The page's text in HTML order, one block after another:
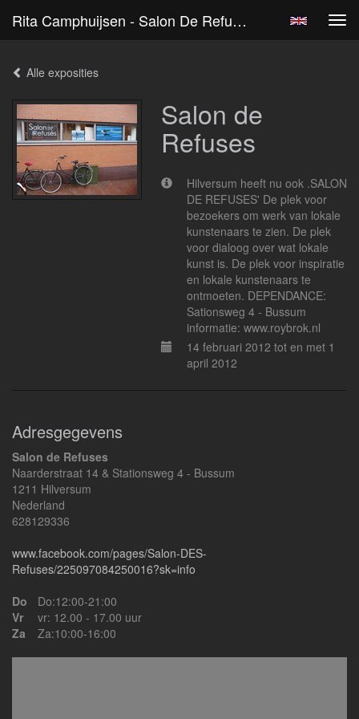
Rita Camphuijsen - Salon De Refuses
Alle exposities
Salon de
Refuses
Hilversum heeft nu ook .SALON
DE REFUSES' De plek voor
bezoekers om werk van lokale
kunstenaars te zien. De plek
voor dialoog over wat lokale
kunst is. De plek voor inspiratie
en lokale kunstenaars te
ontmoeten. DEPENDANCE:
Sationsweg 4 - Bussum
informatie: www.roybrok.nl
14 februari 2012 tot en met 1
april 2012
Adresgegevens
Salon de Refuses
Naarderstraat 14 & Stationsweg 4 - Bussum
1211 Hilversum
Nederland
628129336
www.facebook.com/pages/Salon-DES-
Refuses/225097084250016?sk=info
Do
Do:12:00-21:00
Vr
vr: 12.00 - 17.00 uur
Za
Za:10:00-16:00